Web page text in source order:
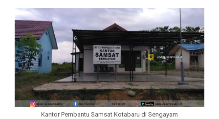
Kantor Pembantu Samsat Kotabaru di Sengayam